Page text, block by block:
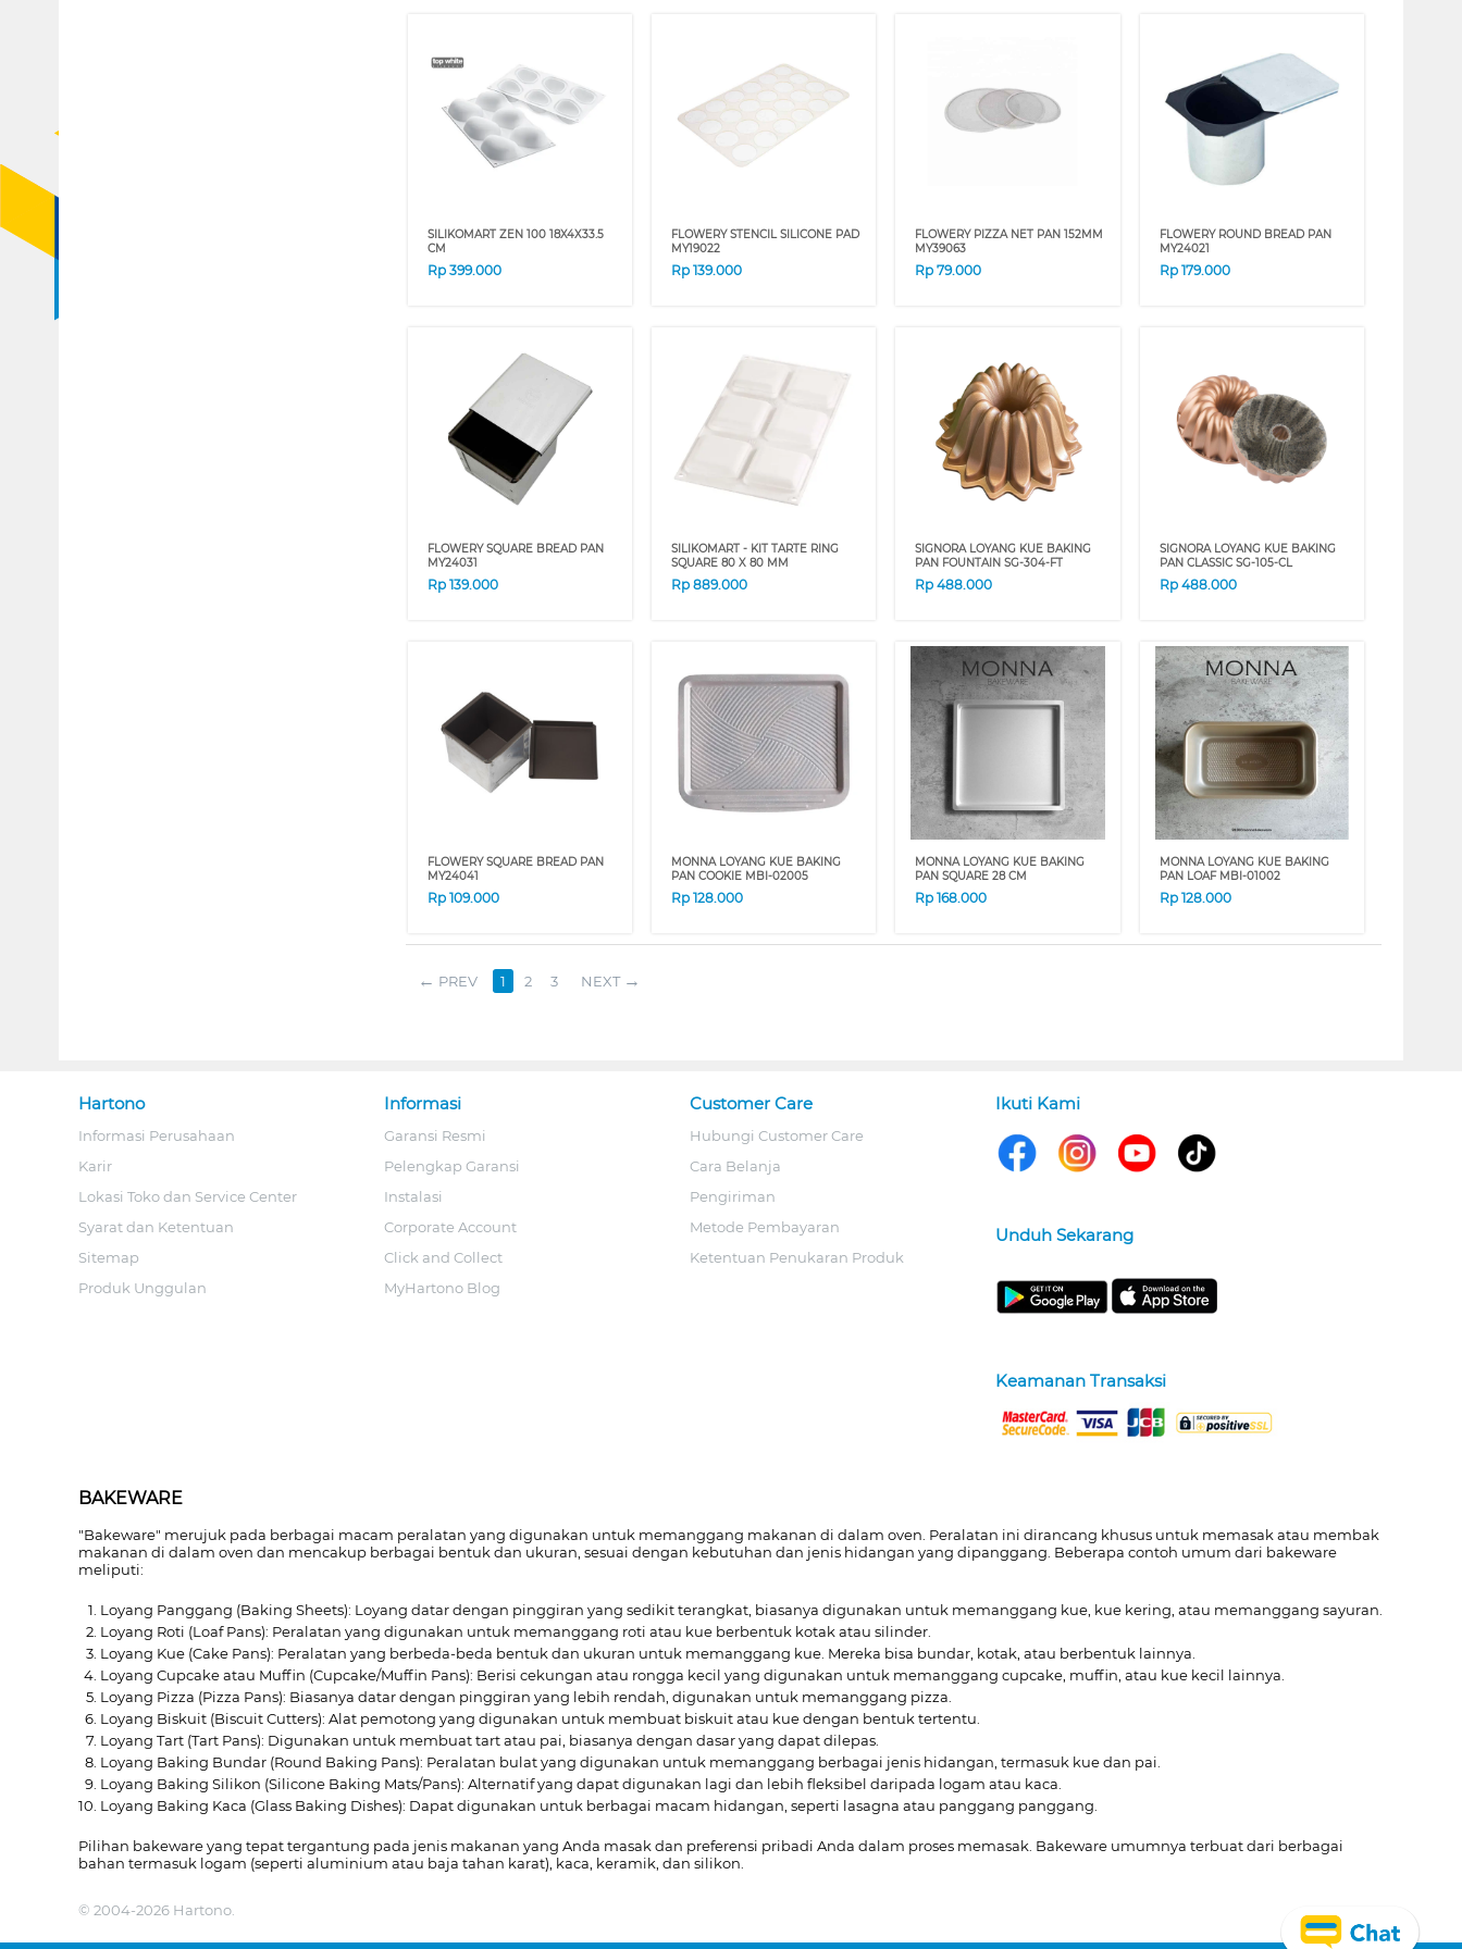
SILIKOMART ZEN 100 18X4X33.5
CM
Rp 399.000
FLOWERY STENCIL SILICONE PAD
MY19022
Rp 139.000
FLOWERY PIZZA NET PAN 152MM
MY39063
Rp79.000
FLOWERY ROUND BREAD PAN
MY24021
Rp 179.000
FLOWERY SQUARE BREAD PAN
MY24031
Rp 139.000
SILIKOMART - KIT TARTE RING
SQUARE 80 X 80 MM
Rp 889.000
SIGNORA LOYANG KUE BAKING
PAN FOUNTAIN SG-304-FT
Rp488.000
SIGNORA LOYANG KUE BAKING
PAN CLASSIC SG-105-CL
Rp 488.000
FLOWERY SQUARE BREAD PAN
MY24041
Rp 109.000
MONNA LOYANG KUE BAKING
PAN COOKIE MBI-02005
Rp 128.000
MONNA LOYANG KUE BAKING
PAN SQUARE 28 CM
Rp168.000
MONNA LOYANG KUE BAKING
PAN LOAF MBI-01002
Rp 128.000
PREV 1 2 3 NEXT
Hartono
Informasi Perusahaan
Karir
Lokasi Toko dan Service Center
Syarat dan Ketentuan
Sitemap
Produk Unggulan
Informasi
Garansi Resmi
Pelengkap Garansi
Instalasi
Corporate Account
Click and Collect
MyHartono Blog
Customer Care
Hubungi Customer Care
Cara Belanja
Pengiriman
Metode Pembayaran
Ketentuan Penukaran Produk
Ikuti Kami
Unduh Sekarang
Keamanan Transaksi
BAKEWARE
"Bakeware" merujuk pada berbagai macam peralatan yang digunakan untuk memanggang makanan di dalam oven. Peralatan ini dirancang khusus untuk memasak atau membak
makanan di dalam oven dan mencakup berbagai bentuk dan ukuran, sesuai dengan kebutuhan dan jenis hidangan yang dipanggang. Beberapa contoh umum dari bakeware
meliputi:
Loyang Panggang (Baking Sheets): Loyang datar dengan pinggiran yang sedikit terangkat, biasanya digunakan untuk memanggang kue, kue kering, atau memanggang sayuran.
Loyang Roti (Loaf Pans): Peralatan yang digunakan untuk memanggang roti atau kue berbentuk kotak atau silinder.
Loyang Kue (Cake Pans): Peralatan yang berbeda-beda bentuk dan ukuran untuk memanggang kue. Mereka bisa bundar, kotak, atau berbentuk lainnya.
Loyang Cupcake atau Muffin (Cupcake/Muffin Pans): Berisi cekungan atau rongga kecil yang digunakan untuk memanggang cupcake, muffin, atau kue kecil lainnya.
Loyang Pizza (Pizza Pans): Biasanya datar dengan pinggiran yang lebih rendah, digunakan untuk memanggang pizza.
Loyang Biskuit (Biscuit Cutters): Alat pemotong yang digunakan untuk membuat biskuit atau kue dengan bentuk tertentu.
Loyang Tart (Tart Pans): Digunakan untuk membuat tart atau pai, biasanya dengan dasar yang dapat dilepas.
Loyang Baking Bundar (Round Baking Pans): Peralatan bulat yang digunakan untuk memanggang berbagai jenis hidangan, termasuk kue dan pai.
Loyang Baking Silikon (Silicone Baking Mats/Pans): Alternatif yang dapat digunakan lagi dan lebih fleksibel daripada logam atau kaca.
Loyang Baking Kaca (Glass Baking Dishes): Dapat digunakan untuk berbagai macam hidangan, seperti lasagna atau panggang panggang.
Pilihan bakeware yang tepat tergantung pada jenis makanan yang Anda masak dan preferensi pribadi Anda dalam proses memasak. Bakeware umumnya terbuat dari berbagai
bahan termasuk logam (seperti aluminium atau baja tahan karat), kaca, keramik, dan silikon.
© 2004-2026 Hartono.